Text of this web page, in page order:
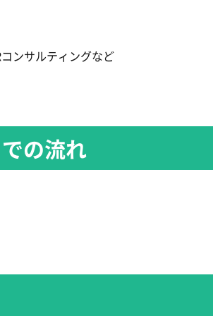
ンサルティングなど
の流れ